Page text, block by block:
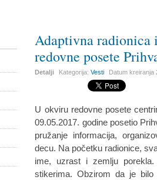
Adaptivna
redovne posete
Detalji Kategorija:Vesti Datum kreiranja
U okviru redovne posete
09.05.2017. godine posetio
pružanje informacija,
decu. Na početku radionice,
ime, uzrast i zemlju
stikerima. Obzirom da je